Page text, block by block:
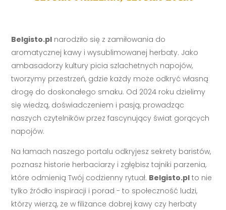
Belgisto.pl narodziło się z zamiłowania do
aromatycznej kawy i wysublimowanej herbaty. Jako
ambasadorzy kultury picia szlachetnych napojów,
tworzymy przestrzeń, gdzie każdy może odkryć własną
drogę do doskonałego smaku. Od 2024 roku dzielimy
się wiedzą, doświadczeniem i pasją, prowadząc
naszych czytelników przez fascynujący świat gorących
napojów.
Na łamach naszego portalu odkryjesz sekrety baristów,
poznasz historie herbaciarzy i zgłębisz tajniki parzenia,
które odmienią Twój codzienny rytuał. Belgisto.pl to nie
tylko źródło inspiracji i porad - to społeczność ludzi,
którzy wierzą, że w filiżance dobrej kawy czy herbaty